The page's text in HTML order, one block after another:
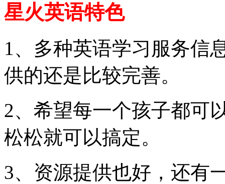
星火英语特色
1、多种英语学习服务信
供的还是比较完善。
2、希望每一个孩子都可
松松就可以搞定。
3、资源提供也好，还有